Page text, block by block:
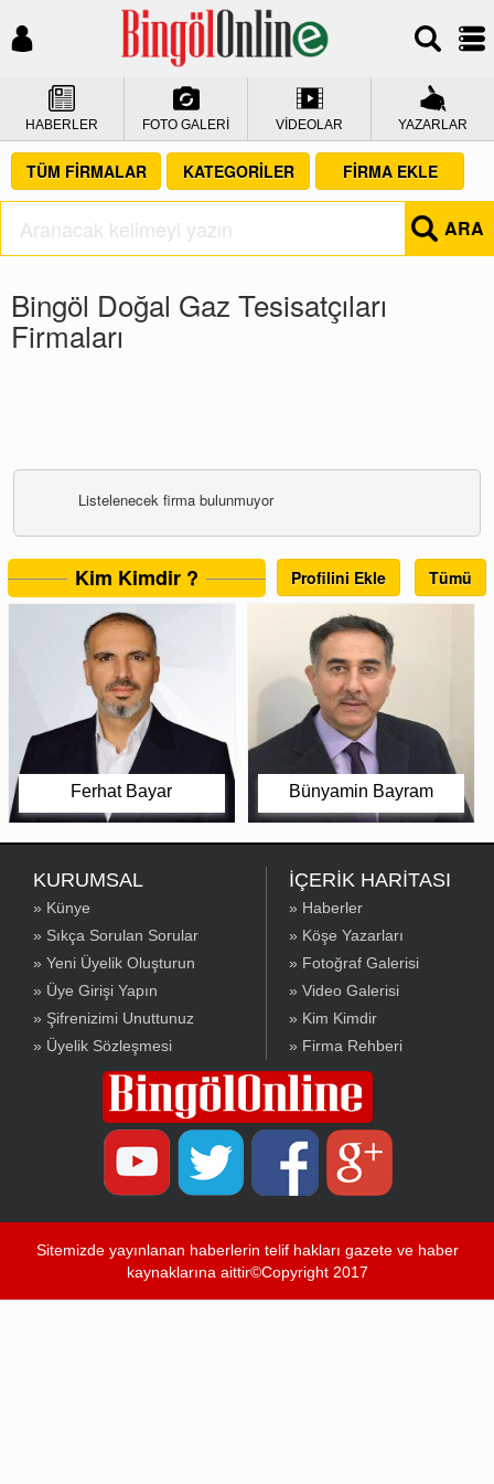
HABERLER FOTO GALERİ VİDEOLAR YAZARLAR
TÜM FİRMALAR KATEGORİLER FİRMA EKLE
ARA
Bingöl Doğal Gaz Tesisatçıları
Firmaları
Listelenecek firma bulunmuyor
Kim Kimdir ? Profilini Ekle Tümü
Ferhat Bayar Bünyamin Bayram
KURUMSAL
» Künye
» Sıkça Sorulan Sorular
» Yeni Üyelik Oluşturun
» Üye Girişi Yapın
» Şifrenizimi Unuttunuz
» Üyelik Sözleşmesi
İÇERİK HARİTASI
» Haberler
» Köşe Yazarları
» Fotoğraf Galerisi
» Video Galerisi
» Kim Kimdir
» Firma Rehberi
Sitemizde yayınlanan haberlerin telif hakları gazete ve haber
kaynaklarına aittir©Copyright 2017